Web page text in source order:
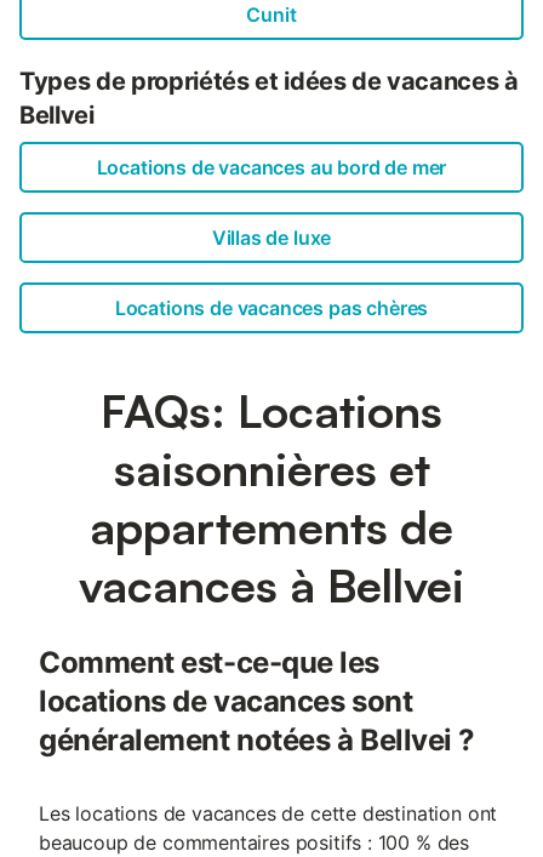
Cunit
Types de propriétés et idées de vacances à
Bellvei
Locations de vacances au bord de mer
Villas de luxe
Locations de vacances pas chères
FAQs: Locations
saisonnières et
appartements de
vacances à Bellvei
Comment est-ce-que les
locations de vacances sont
généralement notées à Bellvei ?
Les locations de vacances de cette destination ont
beaucoup de commentaires positifs : 100 % des